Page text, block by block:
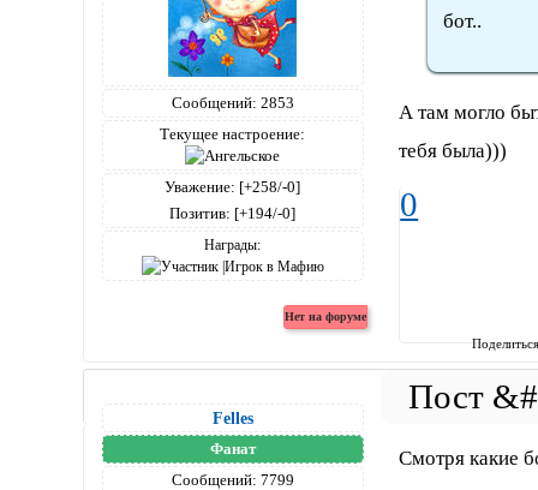
Сообщений: 2853
Текущее настроение:
Уважение: [+258/-0]
Позитив: [+194/-0]
Награды:
бот..
А там могло
тебя была)))
0
Felles
Фанат
Сообщений: 7799
Смотря какие